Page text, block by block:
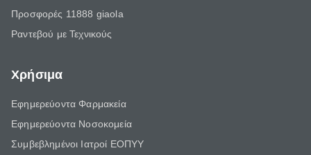
Προσφορές 11888 giaola
Ραντεβού με Τεχνικούς
Χρήσιμα
Εφημερεύοντα Φαρμακεία
Εφημερεύοντα Νοσοκομεία
Συμβεβλημένοι Ιατροί ΕΟΠΥΥ